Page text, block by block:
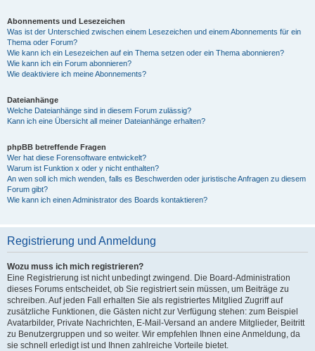
Abonnements und Lesezeichen
Was ist der Unterschied zwischen einem Lesezeichen und einem Abonnements für ein
Thema oder Forum?
Wie kann ich ein Lesezeichen auf ein Thema setzen oder ein Thema abonnieren?
Wie kann ich ein Forum abonnieren?
Wie deaktiviere ich meine Abonnements?
Dateianhänge
Welche Dateianhänge sind in diesem Forum zulässig?
Kann ich eine Übersicht all meiner Dateianhänge erhalten?
phpBB betreffende Fragen
Wer hat diese Forensoftware entwickelt?
Warum ist Funktion x oder y nicht enthalten?
An wen soll ich mich wenden, falls es Beschwerden oder juristische Anfragen zu diesem
Forum gibt?
Wie kann ich einen Administrator des Boards kontaktieren?
Registrierung und Anmeldung
Wozu muss ich mich registrieren?
Eine Registrierung ist nicht unbedingt zwingend. Die Board-Administration
dieses Forums entscheidet, ob Sie registriert sein müssen, um Beiträge zu
schreiben. Auf jeden Fall erhalten Sie als registriertes Mitglied Zugriff auf
zusätzliche Funktionen, die Gästen nicht zur Verfügung stehen: zum Beispiel
Avatarbilder, Private Nachrichten, E-Mail-Versand an andere Mitglieder, Beitritt
zu Benutzergruppen und so weiter. Wir empfehlen Ihnen eine Anmeldung, da
sie schnell erledigt ist und Ihnen zahlreiche Vorteile bietet.